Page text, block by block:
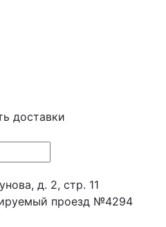
доставки
д. 2, стр. 11
проезд №4294